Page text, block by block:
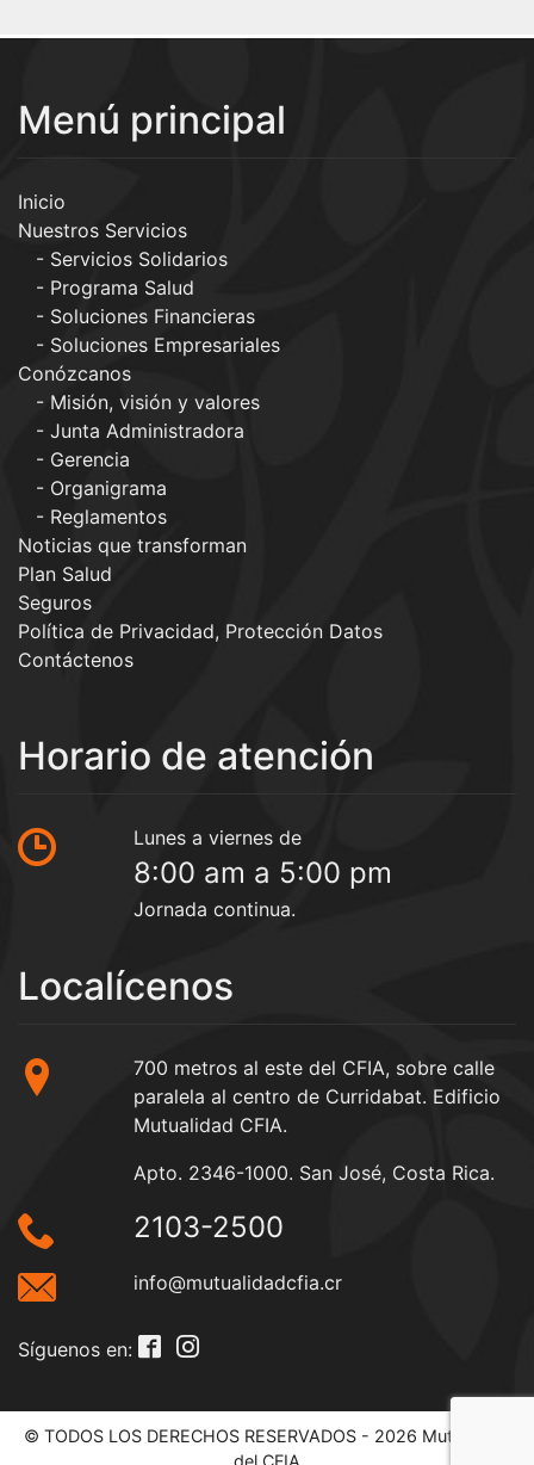
Menú principal
Inicio
Nuestros Servicios
Servicios Solidarios
Programa Salud
Soluciones Financieras
Soluciones Empresariales
Conózcanos
Misión, visión y valores
Junta Administradora
Gerencia
Organigrama
Reglamentos
Noticias que transforman
Plan Salud
Seguros
Política de Privacidad, Protección Datos
Contáctenos
Horario de atención
Lunes a viernes de
8:00 am a 5:00 pm
Jornada continua.
Localícenos
700 metros al este del CFIA, sobre calle
paralela al centro de Curridabat. Edificio
Mutualidad CFIA.
Apto. 2346-1000. San José, Costa Rica.
2103-2500
info@mutualidadcfia.cr
Síguenos en:
© TODOS LOS DERECHOS RESERVADOS - 2026 Mutualidad
del CFIA